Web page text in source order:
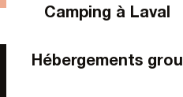
Camping à Laval
Hébergements